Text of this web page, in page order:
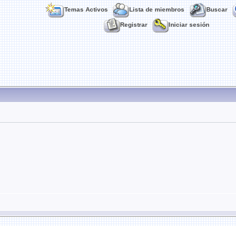
Temas Activos Lista de miembros Buscar
Registrar Iniciar sesión